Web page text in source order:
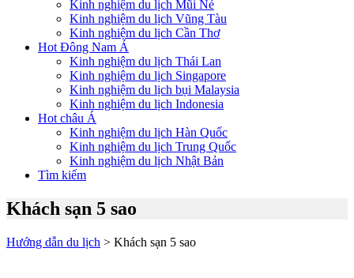
Kinh nghiệm du lịch Mũi Né
Kinh nghiệm du lịch Vũng Tàu
Kinh nghiệm du lịch Cần Thơ
Hot Đông Nam Á
Kinh nghiệm du lịch Thái Lan
Kinh nghiệm du lịch Singapore
Kinh nghiệm du lịch bụi Malaysia
Kinh nghiệm du lịch Indonesia
Hot châu Á
Kinh nghiệm du lịch Hàn Quốc
Kinh nghiệm du lịch Trung Quốc
Kinh nghiệm du lịch Nhật Bản
Tìm kiếm
Khách sạn 5 sao
Hướng dẫn du lịch > Khách sạn 5 sao